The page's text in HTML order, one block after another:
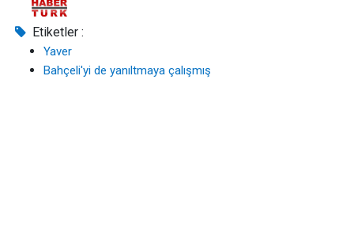
Etiketler :
Yaver
Bahçeli'yi de yanıltmaya çalışmış